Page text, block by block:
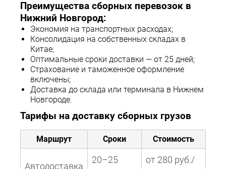
Преимущества сборных перевозок в
Нижний Новгород:
Экономия на транспортных расходах;
Консолидация на собственных складах в
Китае;
Оптимальные сроки доставки — от 25 дней;
Страхование и таможенное оформление
включены;
Доставка до склада или терминала в Нижнем
Новгороде.
Тарифы на доставку сборных грузов
Маршрут Сроки Стоимость
Автодоставка
20–25
от 280 руб./